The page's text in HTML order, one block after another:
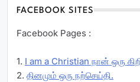
FACEBOOK SITES
Facebook Pages :
1. I am a Christian நான் ஒரு
2. தினமும் ஒரு நற்செய்தி.